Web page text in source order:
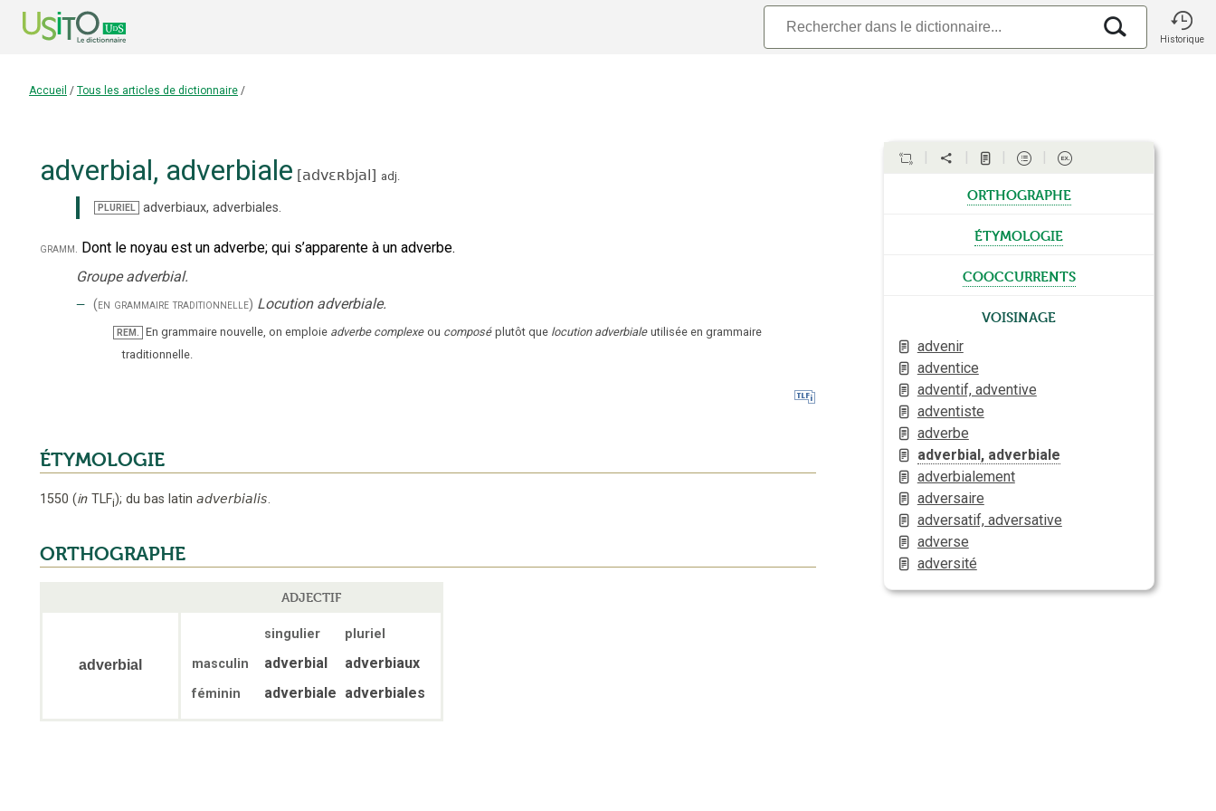
Historique
Accueil / Tous les articles de dictionnaire /
adverbial, adverbiale [advɛʀbjal] adj.
PLURIEL adverbiaux, adverbiales.
gramm. Dont le noyau est un adverbe; qui s’apparente à un adverbe.
Groupe adverbial.
‒ (en grammaire traditionnelle) Locution adverbiale.
REM. En grammaire nouvelle, on emploie adverbe complexe ou composé plutôt que locution adverbiale utilisée en grammaire
traditionnelle.
ÉTYMOLOGIE
1550 (in TLFi); du bas latin adverbialis.
ORTHOGRAPHE
ADJECTIF
adverbial
singulier
pluriel
masculin
adverbial adverbiaux
féminin adverbiale adverbiales
orthographe
étymologie
cooccurrents
Voisinage
advenir
adventice
adventif, adventive
adventiste
adverbe
adverbial, adverbiale
adverbialement
adversaire
adversatif, adversative
adverse
adversité